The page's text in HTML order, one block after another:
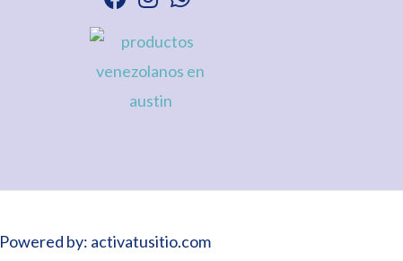
Powered by: activatusitio.com